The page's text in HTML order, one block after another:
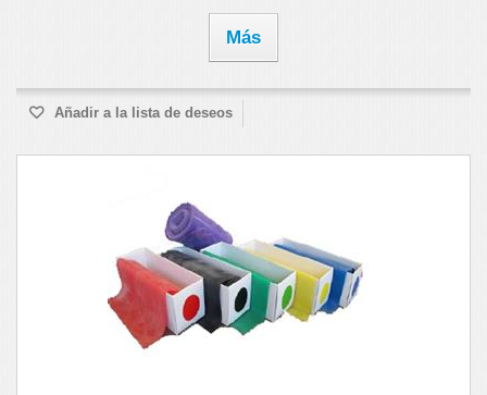
Más
Añadir a la lista de deseos